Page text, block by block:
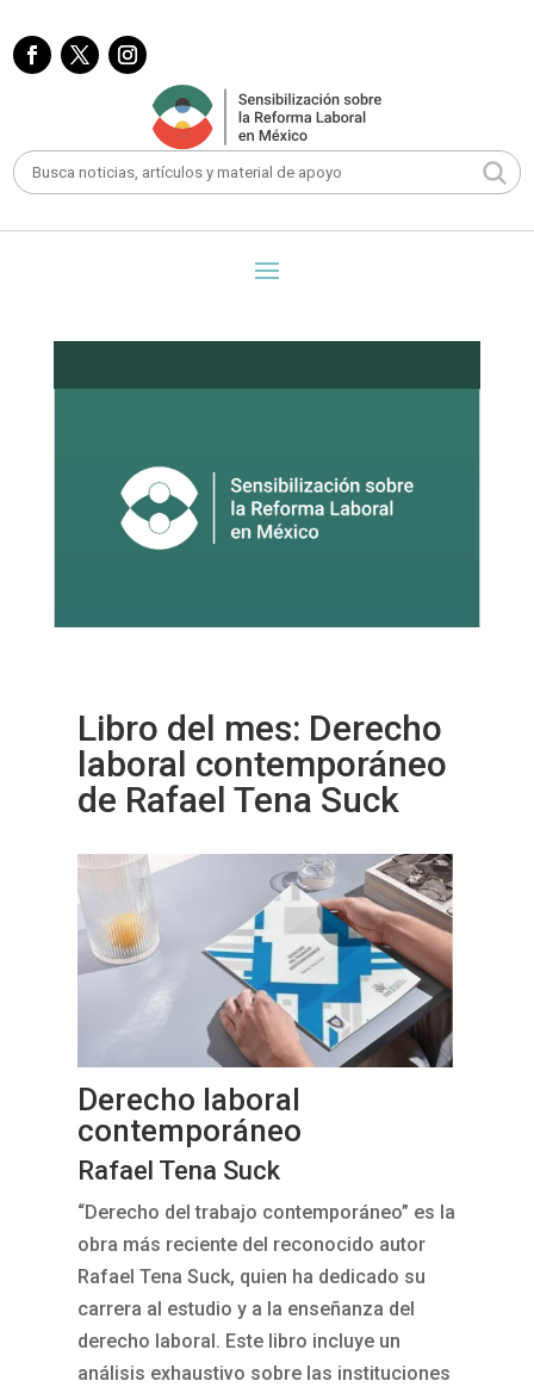
Libro del mes: Derecho
laboral contemporáneo
de Rafael Tena Suck
Derecho laboral
contemporáneo
Rafael Tena Suck
“Derecho del trabajo contemporáneo” es la
obra más reciente del reconocido autor
Rafael Tena Suck, quien ha dedicado su
carrera al estudio y a la enseñanza del
derecho laboral. Este libro incluye un
análisis exhaustivo sobre las instituciones